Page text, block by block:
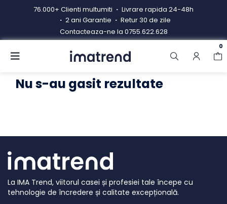
76.000+ Clienti multumiti
Livrare rapida 24-48h
2 ani Garantie
Retur 30 de zile
Contacteaza-ne la 0755.622.628
Toggle
Navigation
Produse
Manual de instructiuni
Blog
0
Nu s-au gasit rezultate
La IMA Trend, viitorul casei și profesiei tale începe cu
tehnologie de încredere și calitate excepțională.